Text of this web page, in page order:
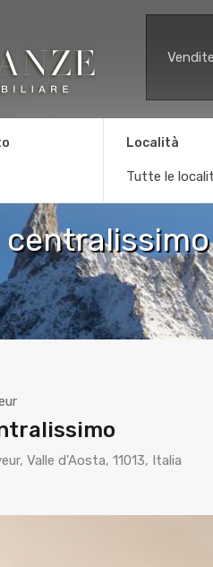
Vendite
Località
Tutte le
centralissimo
Valle d'Aosta, 11013, Italia